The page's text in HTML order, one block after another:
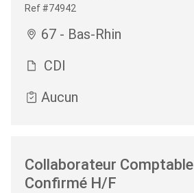
Ref #74942
67 - Bas-Rhin
CDI
Aucun
Collaborateur Comptable
Confirmé H/F